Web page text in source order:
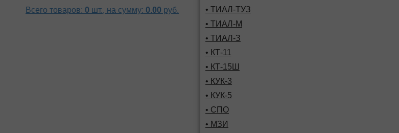
Всего товаров: 0 шт., на сумму: 0.00 руб.
• ТИАЛ-ТУЗ
• ТИАЛ-М
• ТИАЛ-З
• КТ-11
• КТ-15Ш
• КУК-3
• КУК-5
• СПО
• МЗИ